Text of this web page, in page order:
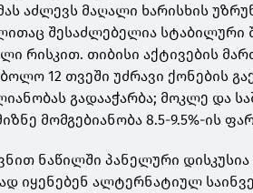
აძლევს მაღალი ხარისხის
შესაძლებელია სტაბილური
რისკით. თიბისი აქტივების
12 თვეში უძრავი ქონების
გადააჭარბა; მოკლე და
მომგებიანობა 8.5-9.5%-ის
ნაწილში პანელური დისკუსია
იყენებენ ალტერნატიულ